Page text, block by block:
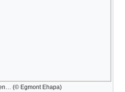
(© Egmont Ehapa)